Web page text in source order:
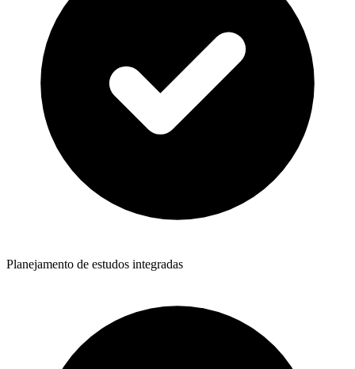
Planejamento de estudos integradas